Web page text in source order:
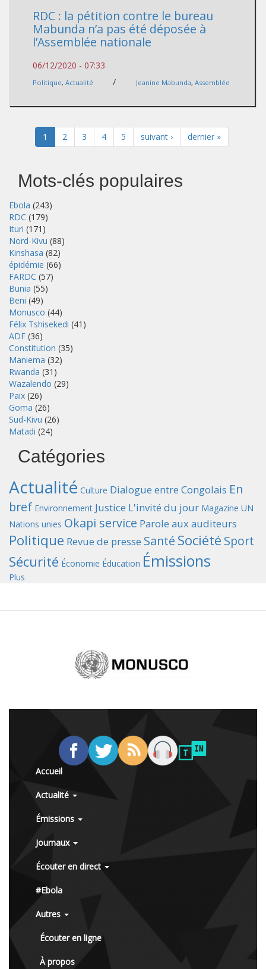
RDC : la pétition contre le bureau
Mabunda n’a pas été déposée à
l’Assemblée nationale
06/12/2020 - 07:33
Politique, Actualité / Jeanine Mabunda, Assemblée
1 2 3 4 5 suivant › dernier »
Mots-clés populaires
Ebola (243)
RDC (179)
Ituri (171)
Nord-Kivu (88)
Kinshasa (82)
épidémie (66)
FARDC (57)
Bunia (55)
Beni (49)
Monusco (44)
Félix Tshisekedi (41)
ADF (36)
Constitution (35)
Maniema (32)
Rwanda (31)
Wazalendo (29)
Paix (26)
Goma (26)
Sud-Kivu (26)
Matadi (24)
Catégories
Actualité Culture Dialogue entre Congolais En
bref Environnement Justice L'invité du jour Magazine UN
Nations unies Okapi service Parole aux auditeurs
Politique Revue de presse Santé Société Sport
Sécurité Économie Éducation Émissions
Plus
Accueil
Actualité
Émissions
Journaux
Écouter en direct
#Ebola
Autres
Écouter en ligne
À propos